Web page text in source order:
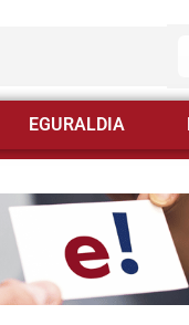
EGURALDIA